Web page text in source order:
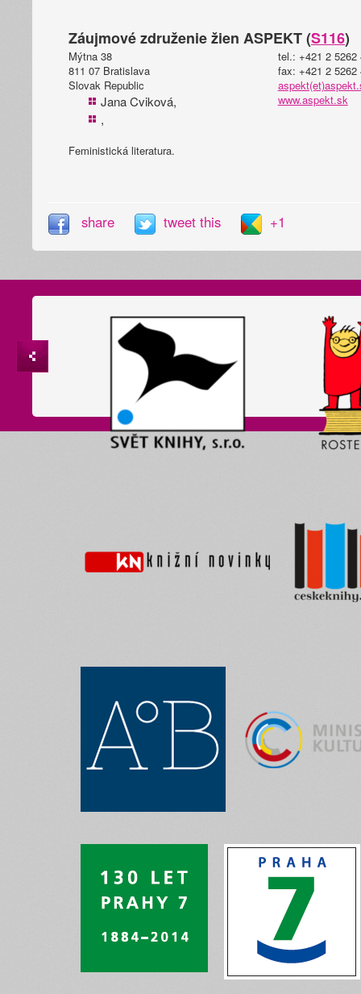
Záujmové združenie žien ASPEKT (S116)
Mýtna 38
811 07 Bratislava
Slovak Republic
Jana Cviková,
,
tel.: +421 2 5262
fax: +421 2 5262
www.aspekt.sk
Feministická literatura.
share tweet this +1